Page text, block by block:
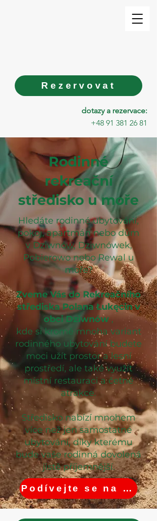
Rezervovat
dotazy a rezervace:
+48 91 381 26 81
Rodinné
rekreační
středisko u moře
Hledáte rodinné ubytování,
pokoj, apartmán nebo dům
v Dziwnów, Dziwnówek,
Pobierowo nebo Rewal u
moře?
Zveme Vás do Rekreačního
střediska Polana Łukęcin v
obci Dziwnów ,
kde si kromě mnoha variant
rodinného ubytování budete
moci užít prostor a lesní
prostředí, ale také využít
místní restauraci a četné
atrakce.
Středisko nabízí mnohem
více než jen samostatné
ubytování, díky kterému
bude vaše rodinná dovolená
jistě příjemnější.
Podívejte se na speciální nabídku